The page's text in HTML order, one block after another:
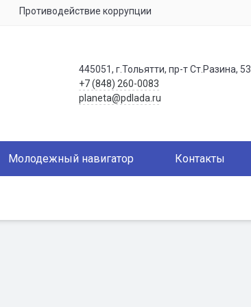
Противодействие коррупции
445051, г.Тольятти, пр-т Ст.Разина, 53
+7 (848) 260-0083
planeta@pdlada.ru
Молодежный навигатор Контакты